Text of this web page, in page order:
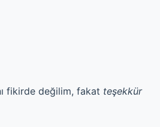
fikirde değilim, fakat teşekkür